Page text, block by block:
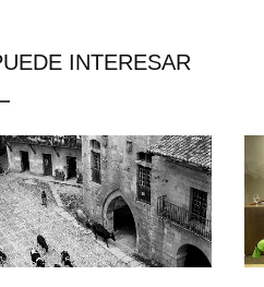
INTERESAR